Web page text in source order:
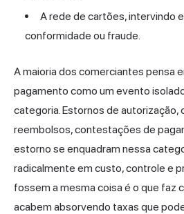
A rede de cartões, intervindo
conformidade ou fraude.
A maioria dos comerciantes pensa
pagamento como um evento
categoria. Estornos de autorização,
reembolsos, contestações de
estorno se enquadram nessa
radicalmente em custo, controle e
fossem a mesma coisa é o que faz
acabem absorvendo taxas que